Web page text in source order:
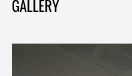
GALLERY